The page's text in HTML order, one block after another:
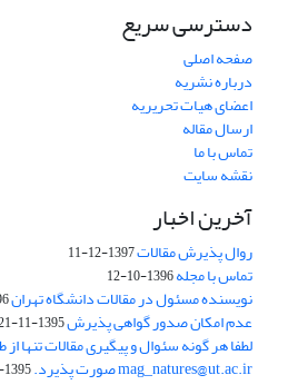
دسترسی سریع
صفحه اصلی
درباره نشریه
اعضای هیات تحریریه
ارسال مقاله
تماس با ما
نقشه سایت
آخرین اخبار
روال پذیرش مقالات1397-12-11
تماس با مجله1396-10-12
نویسنده مسئول در مقالات دانشگاه تهران
عدم امکان صدور گواهی پذیرش1395-11-21
لطفا هر گونه سئوال و پیگیری مقالات تنها
mag_natures@ut.ac.ir صورت پذیرد. 1395-05-27